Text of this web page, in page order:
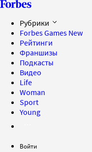
Рубрики
Forbes Games New
Рейтинги
Франшизы
Подкасты
Видео
Life
Woman
Sport
Young
Войти